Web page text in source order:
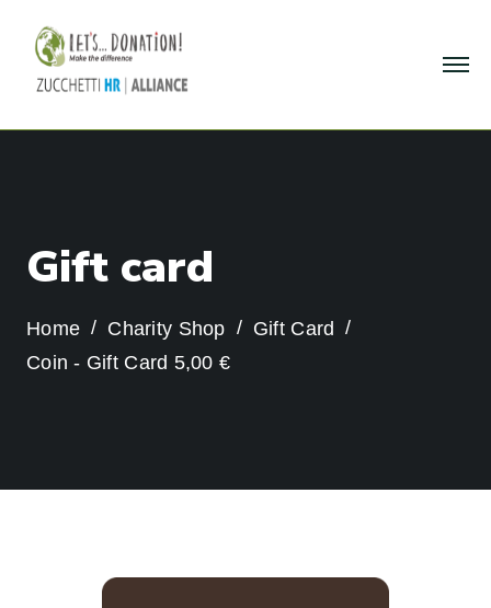
Gift card
Home Charity Shop
Gift Card
Coin - Gift Card 5,00 €